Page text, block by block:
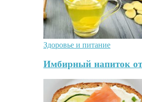
Здоровье и питание
Имбирный напиток